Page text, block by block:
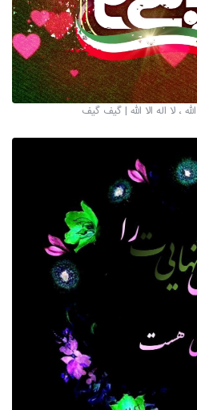
، لا اله الا الله | گیف گیف